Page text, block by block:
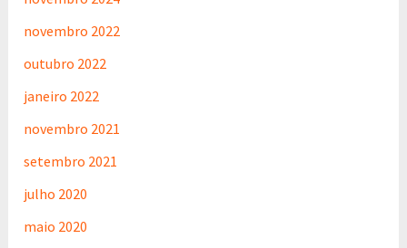
novembro 2022
outubro 2022
janeiro 2022
novembro 2021
setembro 2021
julho 2020
maio 2020